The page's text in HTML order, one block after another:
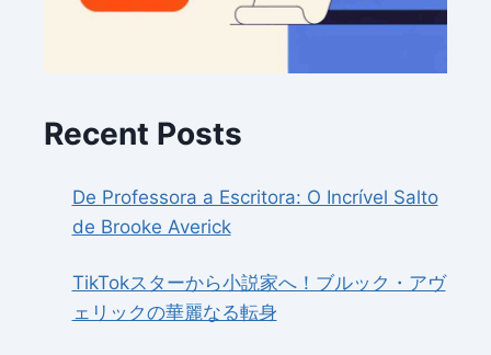
Recent Posts
De Professora a Escritora: O Incrível Salto
de Brooke Averick
TikTokスターから小説家へ！ブルック・アヴ
ェリックの華麗なる転身